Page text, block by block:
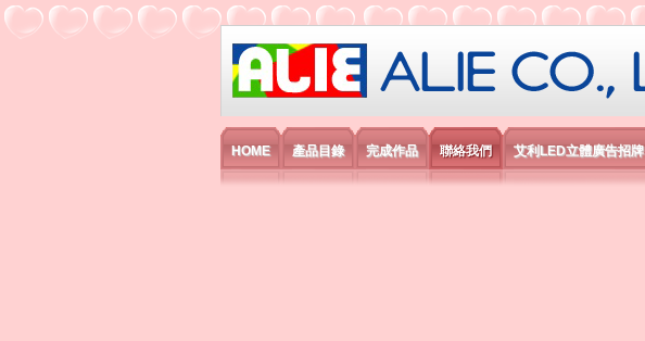
艾利國際電子有限公司
HOME 產品目錄 完成作品 聯絡我們 艾利LED立體廣告招牌